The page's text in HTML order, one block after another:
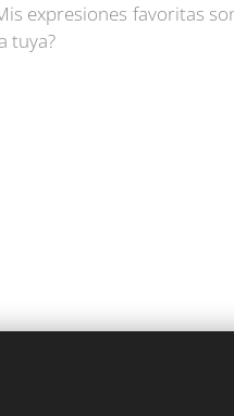
expresiones favoritas
tuya?
reservados 2025